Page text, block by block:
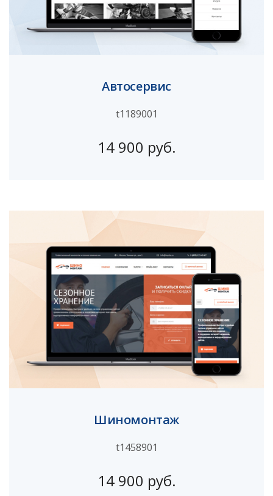
Автосервис
t1189001
14 900 руб.
Шиномонтаж
t1458901
14 900 руб.